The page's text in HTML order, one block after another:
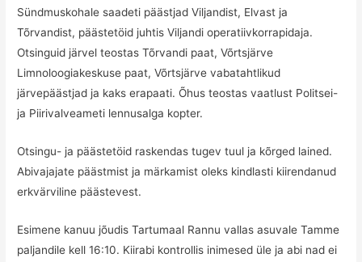
Sündmuskohale saadeti päästjad Viljandist, Elvast ja
Tõrvandist, päästetöid juhtis Viljandi operatiivkorrapidaja.
Otsinguid järvel teostas Tõrvandi paat, Võrtsjärve
Limnoloogiakeskuse paat, Võrtsjärve vabatahtlikud
järvepäästjad ja kaks erapaati. Õhus teostas vaatlust Politsei-
ja Piirivalveameti lennusalga kopter.
Otsingu- ja päästetöid raskendas tugev tuul ja kõrged lained.
Abivajajate päästmist ja märkamist oleks kindlasti kiirendanud
erkvärviline päästevest.
Esimene kanuu jõudis Tartumaal Rannu vallas asuvale Tamme
paljandile kell 16:10. Kiirabi kontrollis inimesed üle ja abi nad ei